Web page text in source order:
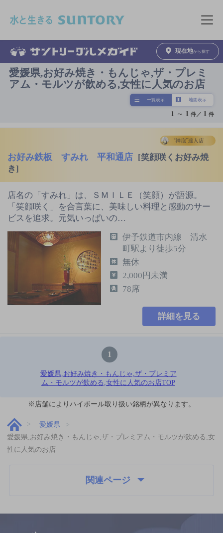
メニュ
現在地から探す
愛媛県,お好み焼き・もんじゃ,ザ・プレミ
アム・モルツが飲める,女性に人気のお店
一覧表示 地図表示
1 ～ 1 件／ 1 件
お好み鉄板 すみれ 平和通店 [笑顔咲くお好み焼
き]
店名の「すみれ」は、ＳＭＩＬＥ（笑顔）が語源。
「笑顔咲く」を合言葉に、美味しい料理と感動のサー
ビスを追求。元気いっぱいの…
伊予鉄道市内線 清水
町駅より徒歩5分
無休
2,000円未満
78席
詳細を見る
1
愛媛県,お好み焼き・もんじゃ,ザ・プレミア
ム・モルツが飲める,女性に人気のお店TOP
※店舗によりハイボール取り扱い銘柄が異なります。
愛媛県
愛媛県,お好み焼き・もんじゃ,ザ・プレミアム・モルツが飲める,女
性に人気のお店
関連ページ